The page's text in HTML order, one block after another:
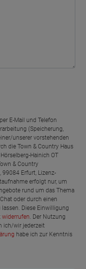
E-Mail und Telefon
(Speicherung,
unserer vorstehenden
die Town & Country Haus
Hainich OT
& Country
99084 Erfurt, Lizenz-
erfolgt nur, um
rund um das Thema
oder durch einen
Diese Einwilligung
widerrufen . Der Nutzung
ich/wir jederzeit
habe ich zur Kenntnis